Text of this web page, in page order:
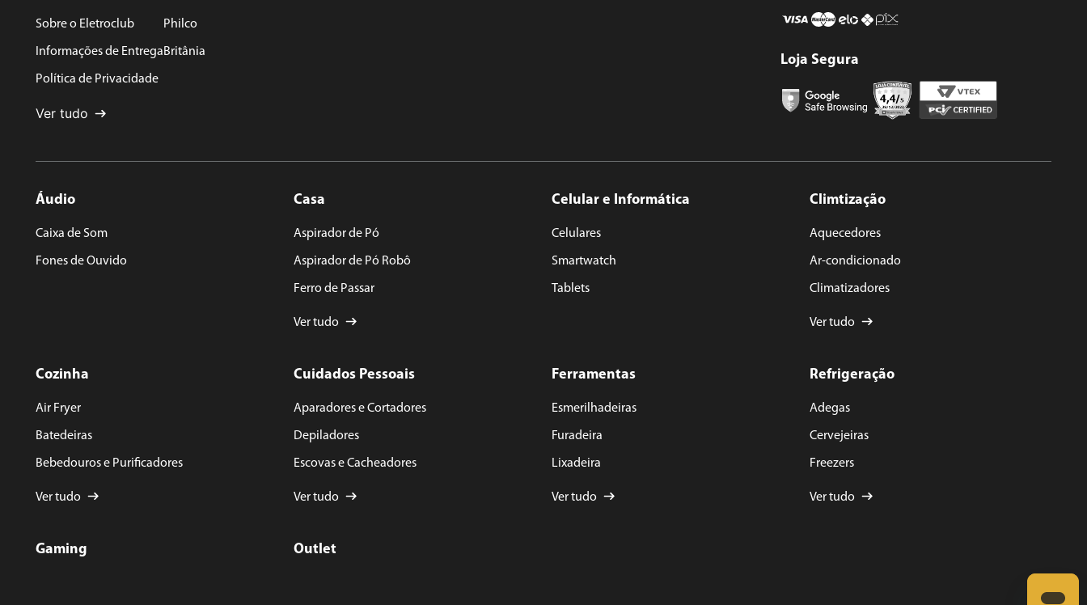
Sobre o Eletroclub
Informações de Entrega
Política de Privacidade
Ver tudo
Philco
Britânia
Loja Segura
Áudio
Caixa de Som
Fones de Ouvido
Casa
Aspirador de Pó
Aspirador de Pó Robô
Ferro de Passar
Ver tudo
Celular e Informática
Celulares
Smartwatch
Tablets
Climtização
Aquecedores
Ar-condicionado
Climatizadores
Ver tudo
Cozinha
Air Fryer
Batedeiras
Bebedouros e Purificadores
Ver tudo
Cuidados Pessoais
Aparadores e Cortadores
Depiladores
Escovas e Cacheadores
Ver tudo
Ferramentas
Esmerilhadeiras
Furadeira
Lixadeira
Ver tudo
Refrigeração
Adegas
Cervejeiras
Freezers
Ver tudo
Gaming Outlet